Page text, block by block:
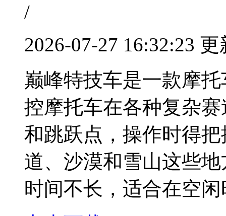
/
2026-07-27 16:32:23 更
巅峰特技车是一款摩
控摩托车在各种复杂
和跳跃点，操作时得
道、沙漠和雪山这些
时间不长，适合在空